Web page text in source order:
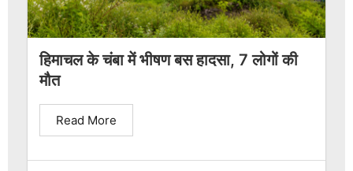
हिमाचल के चंबा में भीषण बस हादसा, 7 लोगों की
मौत
Read More